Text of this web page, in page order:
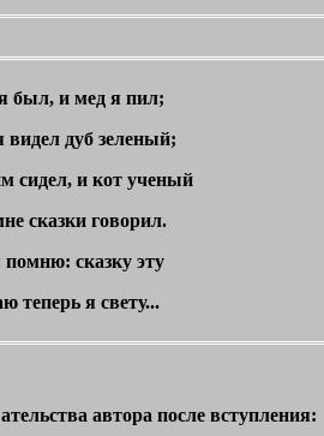
был, и мед я пил;
дуб зеленый;
сидел, и кот ученый
сказки говорил.
сказку эту
теперь я свету...
автора после вступления: